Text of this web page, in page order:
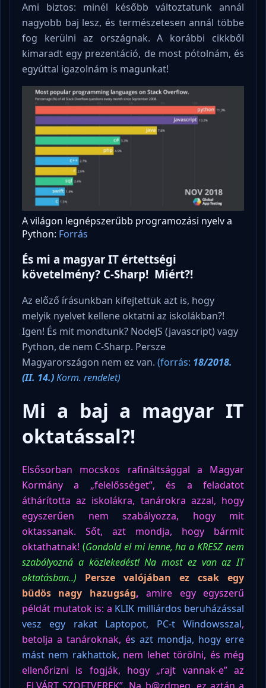
Ami biztos: minél később változtatunk annál
nagyobb baj lesz, és természetesen annál többe
fog kerülni az országnak. A korábbi cikkből
kimaradt egy prezentáció, de most pótolnám, és
egyúttal igazolnám is magunkat!
A világon legnépszerűbb programozási nyelv a
Python: Forrás
És mi a magyar IT értettségi
követelmény? C-Sharp! Miért?!
Az előző írásunkban kifejtettük azt is, hogy
melyik nyelvet kellene oktatni az iskolákban?!
Igen! És mit mondtunk? NodeJS (javascript) vagy
Python, de nem C-Sharp. Persze
Magyarországon nem ez van. (forrás: 18/2018.
(II. 14.)Korm. rendelet)
Mi a baj a magyar IT
oktatással?!
Elsősorban mocskos rafináltsággal a Magyar
Kormány a „felelősséget”, és a feladatot
áthárította az iskolákra, tanárokra azzal, hogy
egyszerűen nem szabályozza, hogy mit
oktassanak. Sőt, azt mondja, hogy bármit
oktathatnak! (Gondold el mi lenne, ha a KRESZ nem
szabályozná a közlekedést! Na most ez van az IT
oktatásban..)
Persze valójában ez csak egy
büdös nagy hazugság, amire egy egyszerű
példát mutatok is: a KLIK milliárdos beruházással
vesz egy rakat Laptopot, PC-t Windowsszal,
betolja a tanároknak, és azt mondja, hogy erre
mást nem rakhattok, nem lehet törölni, és még
ellenőrizni is fogják, hogy „rajt vannak-e” az